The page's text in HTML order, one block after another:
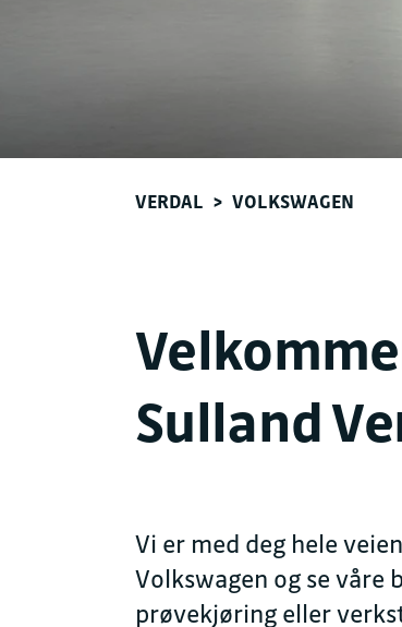
VERDAL > VOLKSWAGEN
Sulland
Vi er med deg hele
Volkswagen og se
prøvekjøring eller